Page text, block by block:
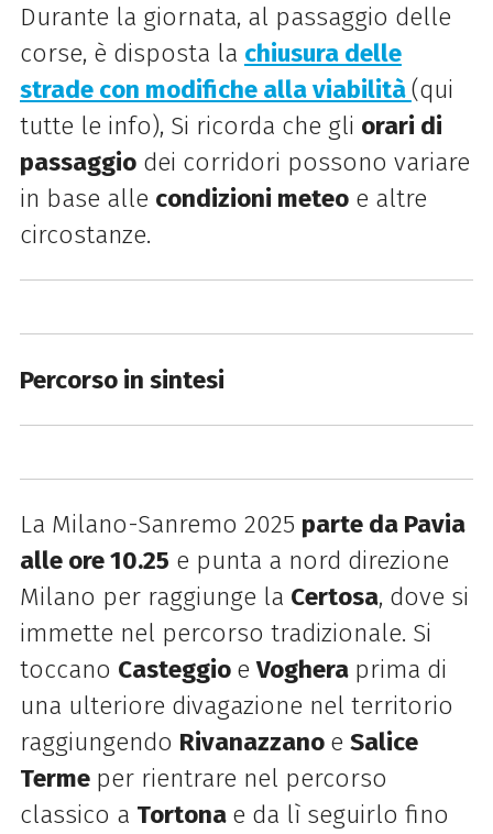
Durante la giornata, al passaggio delle
corse, è disposta la chiusura delle
strade con modifiche alla viabilità(qui
tutte le info), Si ricorda che gli orari di
passaggiodei corridori possono variare
in base alle condizioni meteoe altre
circostanze.
Percorso in sintesi
La Milano-Sanremo 2025 parte da Pavia
alle ore 10.25 e punta a nord direzione
Milano per raggiunge la Certosa, dove si
immette nel percorso tradizionale. Si
toccano Casteggio eVoghera prima di
una ulteriore divagazione nel territorio
raggiungendo Rivanazzano e Salice
Terme per rientrare nel percorso
classico a Tortona e da lì seguirlo fino